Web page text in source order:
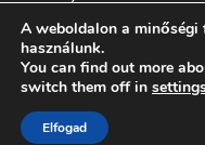
„Az Új Ember
támogatását az
szerződés keretében 3
Emberi
© 2026 Magyar Kurír -
A weboldalon a minőségi
használunk.
You can find out more
switch them off in
Elfogad